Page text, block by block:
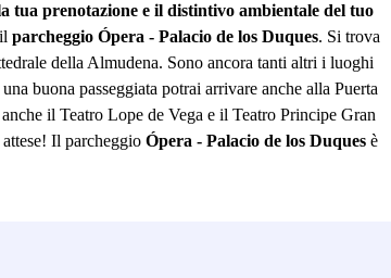
prenotazione e il distintivo ambientale del tuo
parcheggio Ópera - Palacio de los Duques. Si trova
della Almudena. Sono ancora tanti altri i luoghi
buona passeggiata potrai arrivare anche alla Puerta
il Teatro Lope de Vega e il Teatro Principe Gran
Il parcheggio Ópera - Palacio de los Duques è